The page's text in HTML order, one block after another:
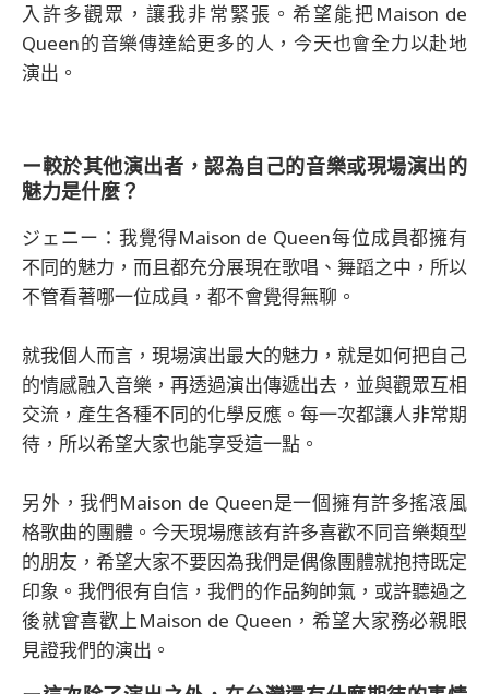
入許多觀眾，讓我非常緊張。希望能把Maison de
Queen的音樂傳達給更多的人，今天也會全力以赴地
演出。
ー較於其他演出者，認為自己的音樂或現場演出的
魅力是什麼？
ジェニー：我覺得Maison de Queen每位成員都擁有
不同的魅力，而且都充分展現在歌唱、舞蹈之中，所以
不管看著哪一位成員，都不會覺得無聊。
就我個人而言，現場演出最大的魅力，就是如何把自己
的情感融入音樂，再透過演出傳遞出去，並與觀眾互相
交流，產生各種不同的化學反應。每一次都讓人非常期
待，所以希望大家也能享受這一點。
另外，我們Maison de Queen是一個擁有許多搖滾風
格歌曲的團體。今天現場應該有許多喜歡不同音樂類型
的朋友，希望大家不要因為我們是偶像團體就抱持既定
印象。我們很有自信，我們的作品夠帥氣，或許聽過之
後就會喜歡上Maison de Queen，希望大家務必親眼
見證我們的演出。